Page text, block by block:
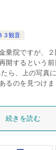
３観音
乗院ですが、２
開するという
ら、上の写真
るのを見つけ
続きを読む